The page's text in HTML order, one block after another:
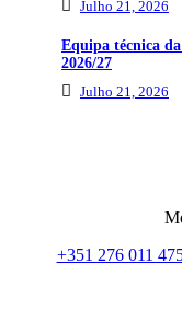
Julho 21, 2026
Equipa técnica
2026/27
Julho 21, 2026
+351 276 011